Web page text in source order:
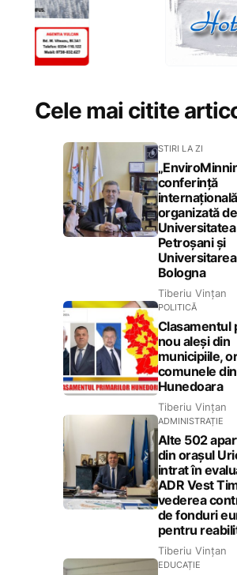
Cele mai citite
STIRI LA ZI
conferință
internațională
organizată de
Petroșani și
Bologna
Tiberiu Vințan
POLITICĂ
Clasamentul
nou aleși din
municipiile,
comunele
Hunedoara
Tiberiu Vințan
ADMINISTRAȚIE
Alte 502
din orașul
intrat în
ADR Vest
vederea
de fonduri
pentru
Tiberiu Vințan
EDUCAȚIE